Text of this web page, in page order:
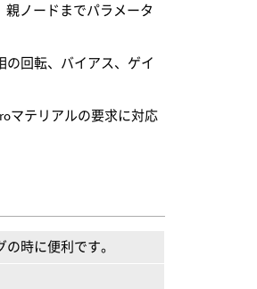
ノードまでパラメータ
回転、バイアス、ゲイ
マテリアルの要求に対応
時に便利です。